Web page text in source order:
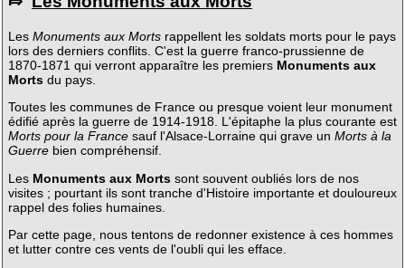
Les Monuments aux Mortsrappellent les soldats morts pour le pays
lors des derniers conflits. C'est la guerre franco-prussienne de
1870-1871 qui verront apparaître les premiers Monuments aux
Mortsdu pays.
Toutes les communes de France ou presque voient leur monument
édifié après la guerre de 1914-1918. L'épitaphe la plus courante est
Morts pour la Francesauf l'Alsace-Lorraine qui grave un Morts à la
Guerrebien compréhensif.
Les Monuments aux Mortssont souvent oubliés lors de nos
visites ; pourtant ils sont tranche d'Histoire importante et douloureux
rappel des folies humaines.
Par cette page, nous tentons de redonner existence à ces hommes
et lutter contre ces vents de l'oubli qui les efface.